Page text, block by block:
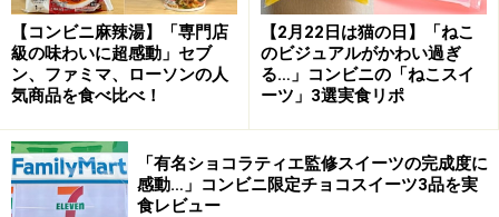
【コンビニ麻辣湯】「専門店
級の味わいに超感動」セブ
ン、ファミマ、ローソンの人
気商品を食べ比べ！
【2月22日は猫の日】「ねこ
のビジュアルがかわい過ぎ
る…」コンビニの「ねこスイ
ーツ」3選実食リポ
「有名ショコラティエ監修スイーツの完成度に
感動…」コンビニ限定チョコスイーツ3品を実
食レビュー